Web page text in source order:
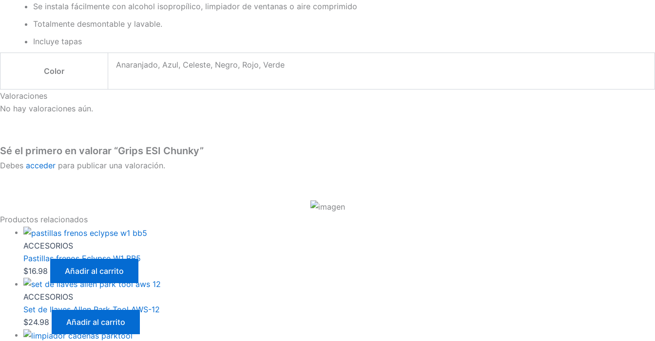
Se instala fácilmente con alcohol isopropílico, limpiador de ventanas o aire comprimido
Totalmente desmontable y lavable.
Incluye tapas
Color
Anaranjado, Azul, Celeste, Negro, Rojo, Verde
Valoraciones
No hay valoraciones aún.
Sé el primero en valorar “Grips ESI Chunky”
Debes acceder para publicar una valoración.
Productos relacionados
ACCESORIOS
Pastillas frenos Eclypse W1 BB5
$16.98 Añadir al carrito
ACCESORIOS
Set de llaves Allen Park Tool AWS-12
$24.98 Añadir al carrito